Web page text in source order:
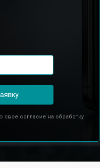
свое согласие на обработку